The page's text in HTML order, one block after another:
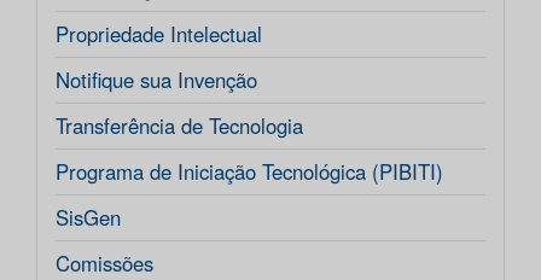
Propriedade Intelectual
Notifique sua Invenção
Transferência de Tecnologia
Programa de Iniciação Tecnológica (PIBITI)
SisGen
Comissões